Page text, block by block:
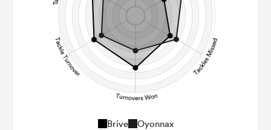
Post Contact Meters
Brive Oyonnax